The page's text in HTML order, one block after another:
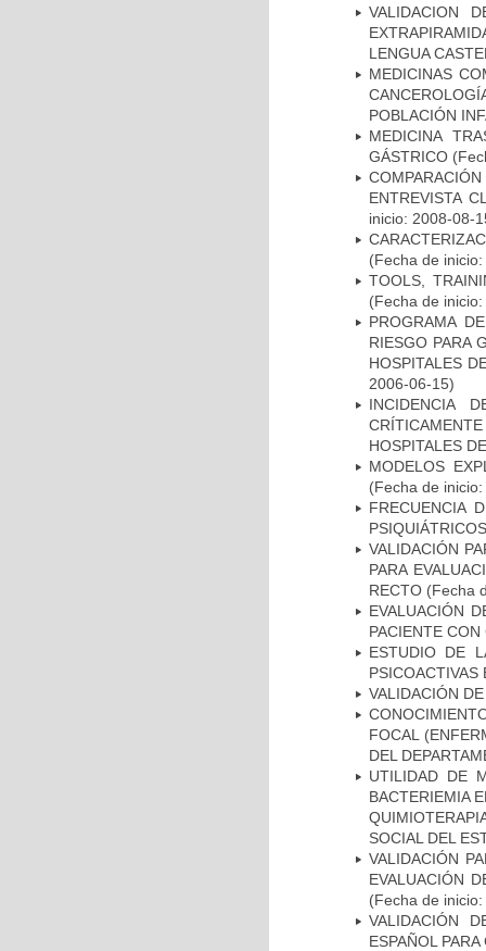
VALIDACION
LENGUA
MEDICINAS
POBLACIÓN
MEDICINA
GÁSTRICO
ENTREVISTA
inicio: 2008-08-
(Fecha de
TOOLS,
(Fecha de
PROGRAMA
RIESGO PARA
HOSPITALES
2006-06-15)
INCIDENCIA
HOSPITALES
MODELOS
(Fecha de
FRECUENCIA
VALIDACIÓN
PARA
RECTO (Fecha
EVALUACIÓN
PACIENTE CON
ESTUDIO DE
PSICOACTIVAS
VALIDACIÓN
FOCAL
DEL
UTILIDAD DE
BACTERIEMIA
SOCIAL DEL
VALIDACIÓN
EVALUACIÓN
(Fecha de
VALIDACIÓN
ESPAÑOL